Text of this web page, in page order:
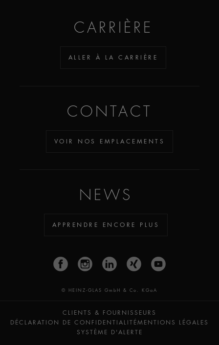
CARRIÈRE
ALLER À LA CARRIÈRE
CONTACT
VOIR NOS EMPLACEMENTS
NEWS
APPRENDRE ENCORE PLUS
© HEINZ-GLAS GmbH & Co. KGaA
CLIENTS & FOURNISSEURS
DÉCLARATION DE CONFIDENTIALITÉMENTIONS LÉGALES
SYSTÈME D'ALERTE